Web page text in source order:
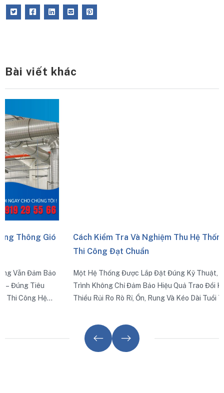
Bài viết khác
Gió
Bảo
Cách Kiểm Tra Và Nghiệm Thu Hệ Thống Ống Gió
Thi Công Đạt Chuẩn
Một Hệ Thống Được Lắp Đặt Đúng Kỹ Thuật, Kiểm Tra
Trình Không Chỉ Đảm Bảo Hiệu Quả Trao Đổi Khí Mà Còn
Thiểu Rủi Ro Rò Rỉ, Ồn, Rung Và Kéo Dài Tuổi Thọ Thiết Bị